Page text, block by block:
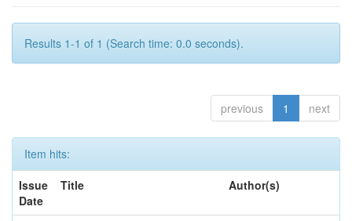
Results 1-1 of 1 (Search time: 0.0 seconds).
previous 1 next
Item hits:
Issue
Date
Title Author(s)